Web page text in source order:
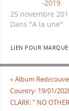
-2019.
25 novembre
Dans "A la une"
LIEN POUR
« Album
Country: 19/01/
CLARK: ” NO